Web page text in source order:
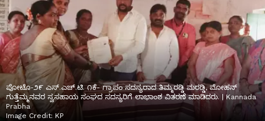
ಪೋಟೊ-೨೯ ಎಸ್.ಎಚ್.ಟಿ. ೧ಕೆ- ಗ್ರಾಪಂ ಸದಸ್ಯರಾದ ತಿಮ್ಮರಡ್ಡಿ ಮರಡ್ಡಿ, ಮೋಹನ್
ಗುತ್ತೆಮ್ಮನವರ ಸ್ವಸಹಾಯ ಸಂಘದ ಸದಸ್ಯರಿಗೆ ಲಾಭಾಂಶ ವಿತರಣೆ ಮಾಡಿದರು. | Kannada
Prabha
Image Credit: KP